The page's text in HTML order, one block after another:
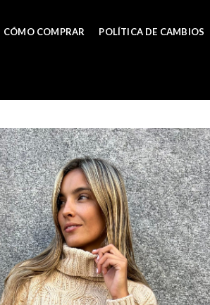
CÓMO COMPRAR POLÍTICA DE CAMBIOS